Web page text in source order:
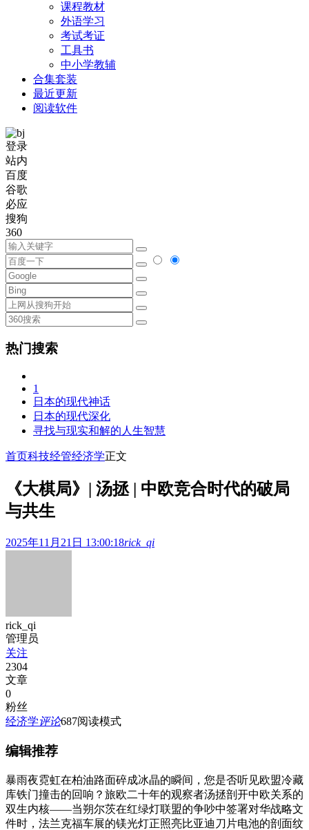
课程教材
外语学习
考试考证
工具书
中小学教辅
合集套装
最近更新
阅读软件
登录
站内
百度
谷歌
必应
搜狗
360
热门搜索
1
日本的现代神话
日本的现代深化
寻找与现实和解的人生智慧
首页科技经管经济学正文
《大棋局》| 汤拯 | 中欧竞合时代的破局
与共生
2025年11月21日 13:00:18rick_qi
rick_qi
管理员
关注
2304
文章
0
粉丝
经济学评论687阅读模式
编辑推荐
暴雨夜霓虹在柏油路面碎成冰晶的瞬间，您是否听见欧盟冷藏
库铁门撞击的回响？旅欧二十年的观察者汤拯剖开中欧关系的
双生内核——当朔尔茨在红绿灯联盟的争吵中签署对华战略文
件时，法兰克福车展的镁光灯正照亮比亚迪刀片电池的剖面纹